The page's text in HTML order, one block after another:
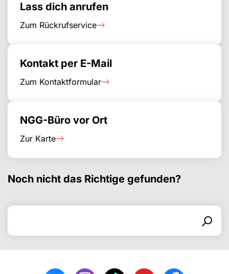
Lass dich anrufen
Zum Rückrufservice
Kontakt per E-Mail
Zum Kontaktformular
NGG-Büro vor Ort
Zur Karte
Noch nicht das Richtige gefunden?
Search for
Search